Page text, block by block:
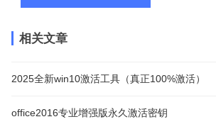
相关文章
2025全新win10激活工具（真正100%激活）
office2016专业增强版永久激活密钥